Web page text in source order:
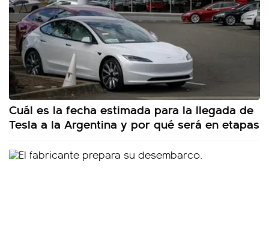
Cuál es la fecha estimada para la llegada de
Tesla a la Argentina y por qué será en etapas